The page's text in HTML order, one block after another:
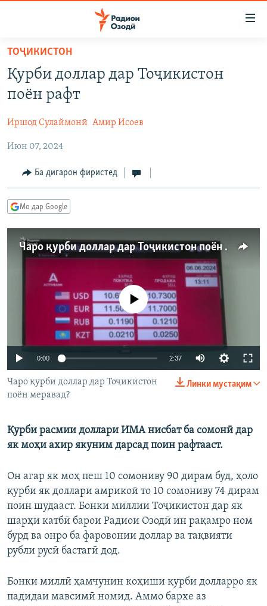
Ҷаҳиш
мояи
аслӣ
ба
аслӣ
Ҷаҳиш
ҷустор
ГӮШАҲО
СИЁСАТ
ҶОМЕА
ҚАЗИЯИ "КРОКУС"
ОСИЁИ МАРКАЗӢ
МЕҲМОНИ ОЗОДӢ
ВАРЗИШ
ГАПИ ОЗОД
РӮЗГОРИ МУҲОҶИР
САЛОМ, ХОҲАР
ТАҲҚИҚОТ
ҶАНГ ДАР УКРАИНА
НАЗАРИ МАРДУМ
БЛОГИСТОН
ОЗОДӢ ОНЛАЙН
ЧАНДРАСОНАӢ
ВИДЕО
НИГОРИСТОН
ГУЗОРИШҲОИ РАДИОӢ
РӮЙХАТҲО
КИТОБҲОИ ОЗОДӢ
Русский
ПАЙГИРӢ КУНЕД
Ҳамаи сомонаҳои RFE/RL
ТОҶИКИСТОН
Қурби доллар дар Тоҷикистон
поён рафт
Иршод Сулаймонӣ Амир Исоев
Июн 07, 2024
Ба дигарон фиристед
Мо дар Google
Чаро қурби доллар дар Тоҷикистон поён меравад?
360p
Феълан кор намекунад
0:00 2:37
Линки мустақим
Чаро қурби доллар дар Тоҷикистон
поён меравад?
Қурби расмии доллари ИМА нисбат ба сомонӣ дар
як моҳи ахир якуним дарсад поин рафтааст.
Он агар як моҳ пеш 10 сомониву 90 дирам буд, ҳоло
қурби як доллари амрикоӣ то 10 сомониву 74 дирам
поин шудааст. Бонки миллии Тоҷикистон дар як
шарҳи катбӣ барои Радиои Озодӣ ин рақамро ном
бурд ва онро ба фаровонии доллар ва тақвияти
рубли русӣ бастагӣ дод.
Бонки миллӣ ҳамчунин коҳиши қурби долларро як
падидаи мавсимӣ номид. Аммо бархе аз